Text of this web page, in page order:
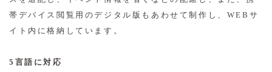
帯デバイス閲覧用のデジタル版もあわせて制作し、WEBサ
イト内に格納しています。
5言語に対応